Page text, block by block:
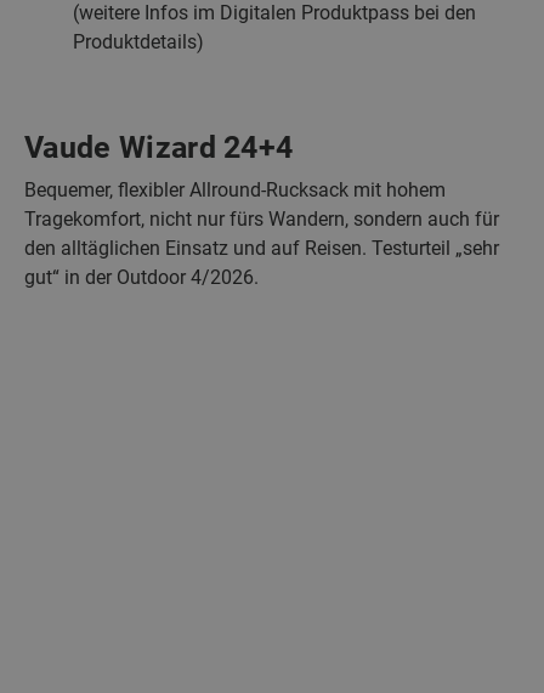
(weitere Infos im Digitalen Produktpass bei den
Produktdetails)
Vaude Wizard 24+4
Bequemer, flexibler Allround-Rucksack mit hohem
Tragekomfort, nicht nur fürs Wandern, sondern auch für
den alltäglichen Einsatz und auf Reisen. Testurteil „sehr
gut“ in der Outdoor 4/2026.